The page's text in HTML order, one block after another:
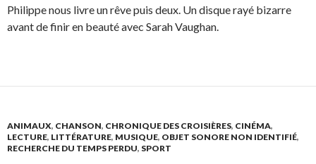
Philippe nous livre un rêve puis deux. Un disque rayé bizarre
avant de finir en beauté avec Sarah Vaughan.
ANIMAUX, CHANSON, CHRONIQUE DES CROISIÈRES, CINÉMA,
LECTURE, LITTÉRATURE, MUSIQUE, OBJET SONORE NON IDENTIFIÉ,
RECHERCHE DU TEMPS PERDU, SPORT